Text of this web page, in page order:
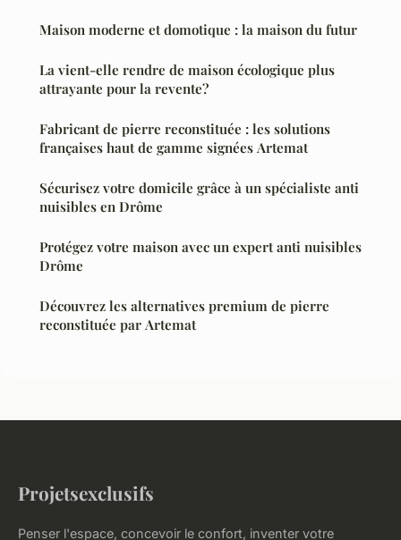
Maison moderne et domotique : la maison du futur
La vient-elle rendre de maison écologique plus
attrayante pour la revente?
Fabricant de pierre reconstituée : les solutions
françaises haut de gamme signées Artemat
Sécurisez votre domicile grâce à un spécialiste anti
nuisibles en Drôme
Protégez votre maison avec un expert anti nuisibles
Drôme
Découvrez les alternatives premium de pierre
reconstituée par Artemat
Projetsexclusifs
Penser l'espace, concevoir le confort, inventer votre